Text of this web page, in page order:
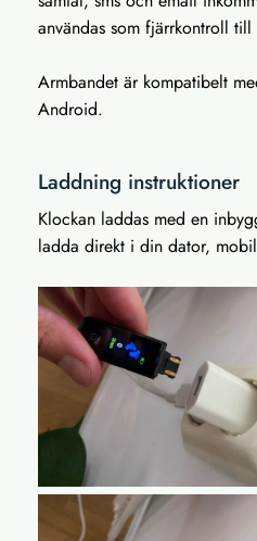
användas som fjärrkontroll
Armbandet är kompatibelt
Android.
Laddning instruktioner
Klockan laddas med en
ladda direkt i din dator,